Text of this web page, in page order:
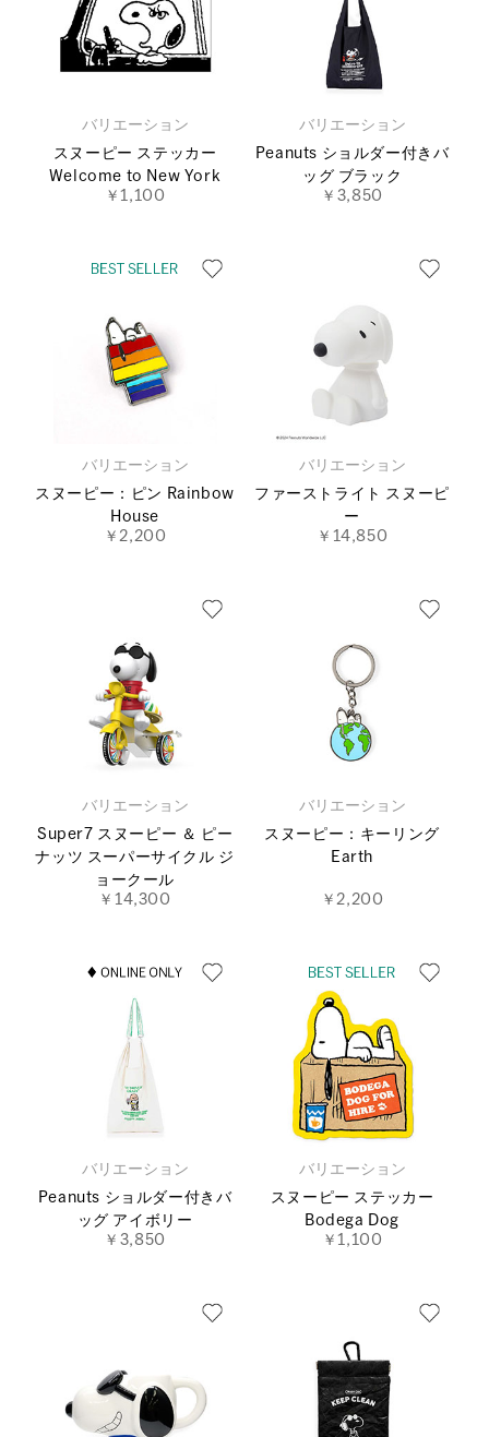
バリエーション
スヌーピー ステッカー
Welcome to New York
￥1,100
バリエーション
Peanuts ショルダー付きバ
ッグ ブラック
￥3,850
バリエーション
スヌーピー：ピン Rainbow
House
￥2,200
バリエーション
ファーストライト スヌーピ
ー
￥14,850
バリエーション
Super7 スヌーピー ＆ ピー
ナッツ スーパーサイクル ジ
ョークール
￥14,300
バリエーション
スヌーピー：キーリング
Earth
￥2,200
バリエーション
Peanuts ショルダー付きバ
ッグ アイボリー
￥3,850
バリエーション
スヌーピー ステッカー
Bodega Dog
￥1,100